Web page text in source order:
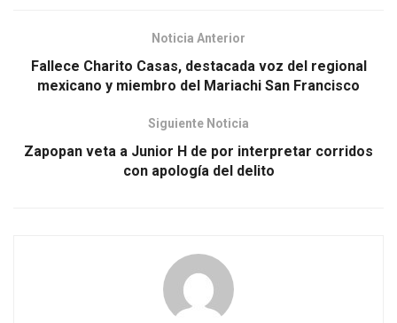
Noticia Anterior
Fallece Charito Casas, destacada voz del regional
mexicano y miembro del Mariachi San Francisco
Siguiente Noticia
Zapopan veta a Junior H de por interpretar corridos
con apología del delito